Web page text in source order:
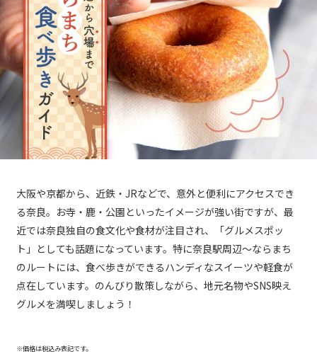
大阪や京都から、近鉄・JRなどで、意外と便利にアクセスでき
る奈良。お寺・鹿・公園といったイメージが強い街ですが、最
近では奈良独自の食文化や食材が注目され、「グルメスポッ
ト」としても話題になっています。特に奈良駅周辺～ならまち
のルートには、食べ歩きができるハンディなスイーツや軽食が
点在しています。のんびり散策しながら、地元名物やSNS映え
グルメを満喫しましょう！
※価格は税込み表記です。